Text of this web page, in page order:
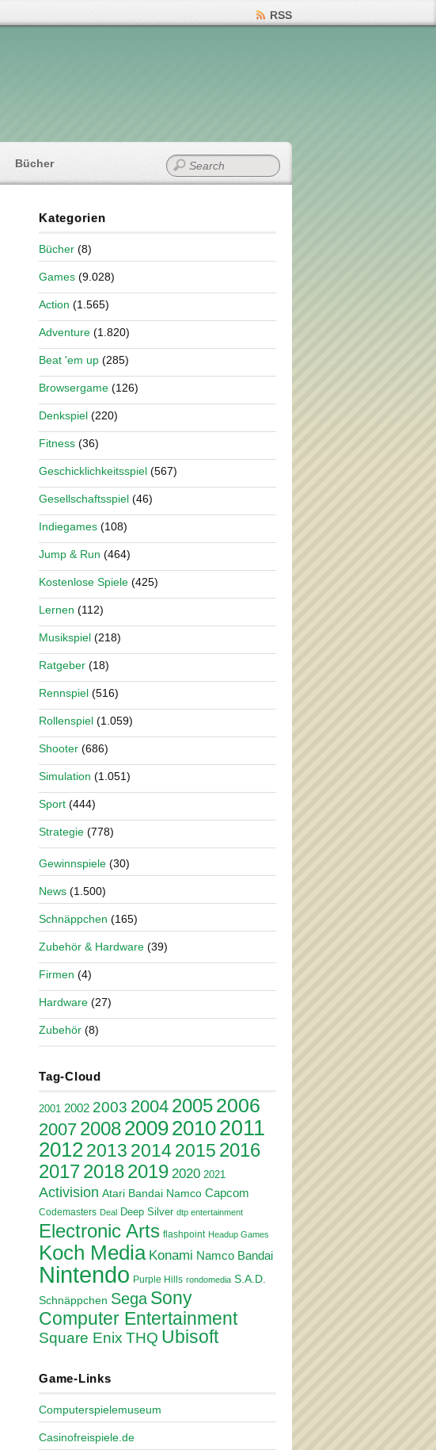
RSS
Bücher
Kategorien
Bücher (8)
Games (9.028)
Action (1.565)
Adventure (1.820)
Beat 'em up (285)
Browsergame (126)
Denkspiel (220)
Fitness (36)
Geschicklichkeitsspiel (567)
Gesellschaftsspiel (46)
Indiegames (108)
Jump & Run (464)
Kostenlose Spiele (425)
Lernen (112)
Musikspiel (218)
Ratgeber (18)
Rennspiel (516)
Rollenspiel (1.059)
Shooter (686)
Simulation (1.051)
Sport (444)
Strategie (778)
Gewinnspiele (30)
News (1.500)
Schnäppchen (165)
Zubehör & Hardware (39)
Firmen (4)
Hardware (27)
Zubehör (8)
Tag-Cloud
2001 2002 2003 2004 20052006
2007 2008200920102011
20122013 20142015 2016
201720182019 2020 2021
Activision Atari Bandai Namco Capcom
Codemasters Deal Deep Silver dtp entertainment
Electronic Arts flashpoint Headup Games
Koch Media Konami Namco Bandai
Nintendo Purple Hills rondomedia S.A.D.
Schnäppchen Sega Sony
Computer Entertainment
Square Enix THQ Ubisoft
Game-Links
Computerspielemuseum
Casinofreispiele.de